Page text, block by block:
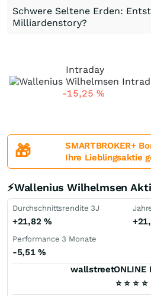
Schwere Seltene Erden:
Milliardenstory?
Intraday
-15,25 %
🎁
SMARTBROKER+
Ihre Lieblingsaktie
⚡Wallenius Wilhelmsen
Durchschnittsrendite 3J
+21,82 %
Performance 3 Monate
-5,51%
wallstreetONLINE
⭐ ⭐ ⭐ ⭐